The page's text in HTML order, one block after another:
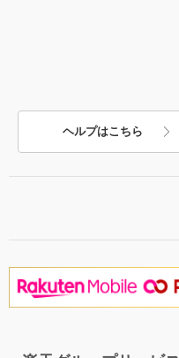
ヘルプはこちら